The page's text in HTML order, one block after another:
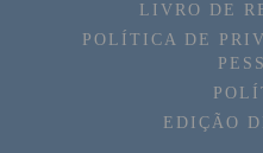
LIVRO DE
POLÍTICA DE
EDIÇÃO